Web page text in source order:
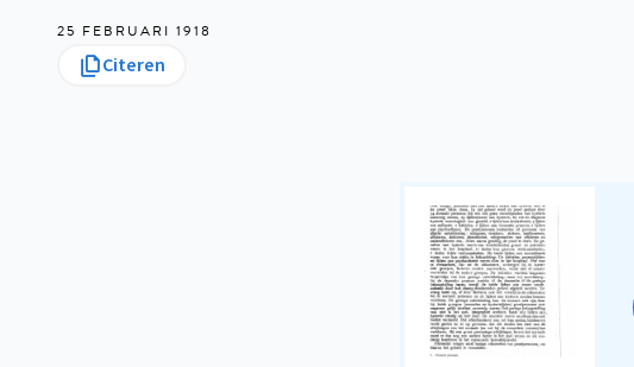
25 FEBRUARI 1918
Citeren